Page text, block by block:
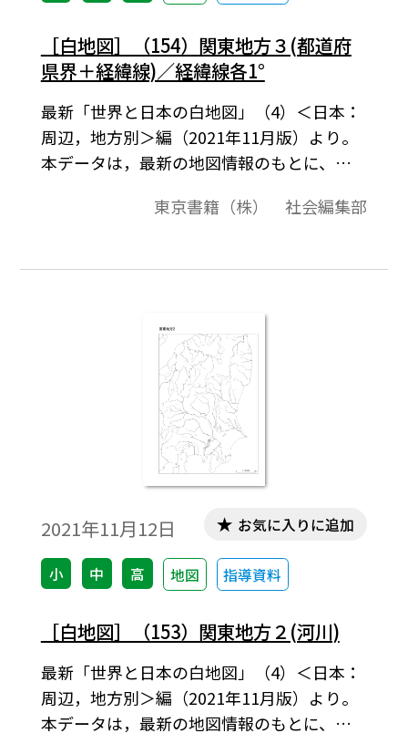
［白地図］（154）関東地方３(都道府
県界＋経緯線)／経緯線各1°
最新「世界と日本の白地図」（4）＜日本：
周辺，地方別＞編（2021年11月版）より。
本データは，最新の地図情報のもとに、高
ト作成やワークシート作成などで，自由に
東京書籍（株） 社会編集部
2021年11月12日
小 中 高 地図 指導資料
お気に入りに追加
［白地図］（153）関東地方２(河川)
最新「世界と日本の白地図」（4）＜日本：
周辺，地方別＞編（2021年11月版）より。
本データは，最新の地図情報のもとに、高